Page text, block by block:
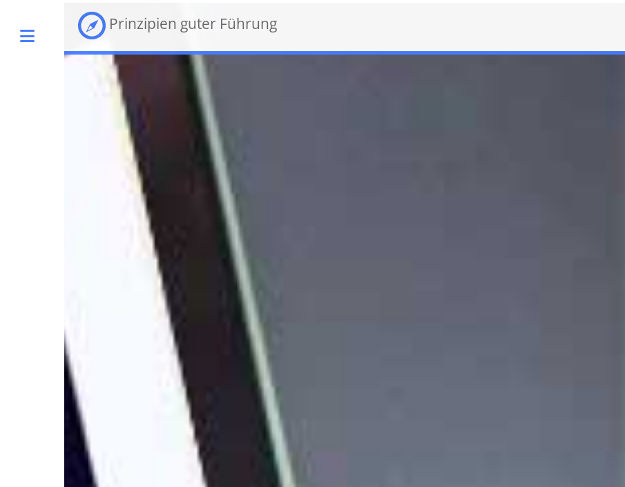
Prinzipien guter Führung
Toggle